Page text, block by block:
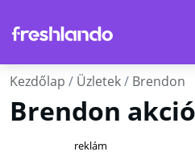
Kezdőlap Üzletek Brendon
Brendon
reklám